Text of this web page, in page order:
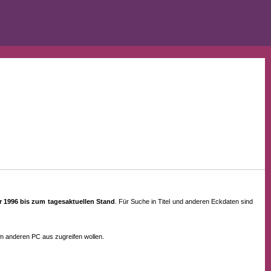
bis zum tagesaktuellen Stand . Für Suche in Titel und anderen Eckdaten sind
anderen PC aus zugreifen wollen.